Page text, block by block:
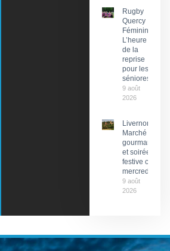
Rugby
Quercy
Féminin :
L’heure
de la
reprise
pour les
séniores
9 août
2026
Livernon :
Marché
gourmand
et soirée
festive ce
mercredi
9 août
2026